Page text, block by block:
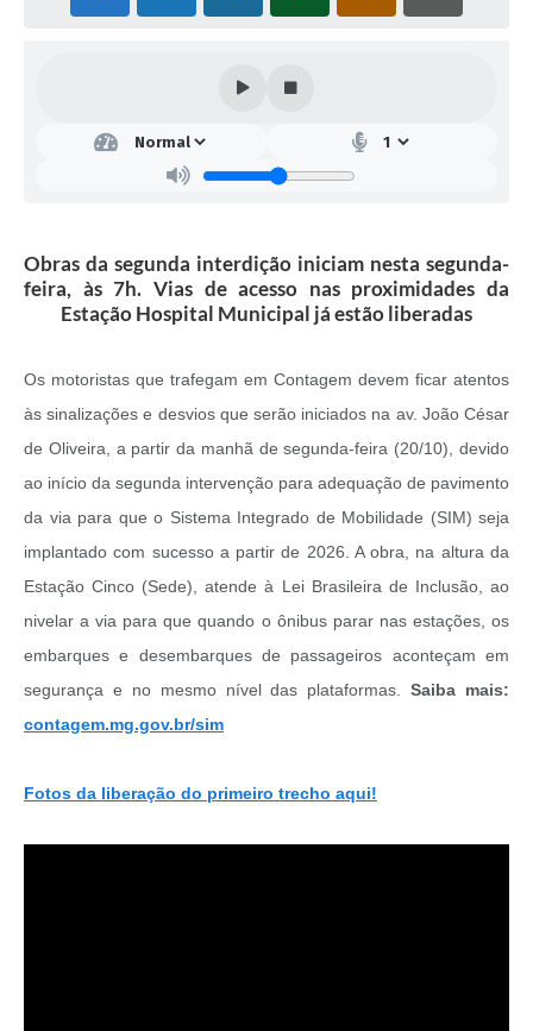
Obras da segunda interdição iniciam nesta segunda-
feira, às 7h. Vias de acesso nas proximidades da
Estação Hospital Municipal já estão liberadas
Os motoristas que trafegam em Contagem devem ficar atentos
às sinalizações e desvios que serão iniciados na av. João César
de Oliveira, a partir da manhã de segunda-feira (20/10), devido
ao início da segunda intervenção para adequação de pavimento
da via para que o Sistema Integrado de Mobilidade (SIM) seja
implantado com sucesso a partir de 2026. A obra, na altura da
Estação Cinco (Sede), atende à Lei Brasileira de Inclusão, ao
nivelar a via para que quando o ônibus parar nas estações, os
embarques e desembarques de passageiros aconteçam em
segurança e no mesmo nível das plataformas.Saiba mais:
contagem.mg.gov.br/sim
Fotos da liberação do primeiro trecho aqui!